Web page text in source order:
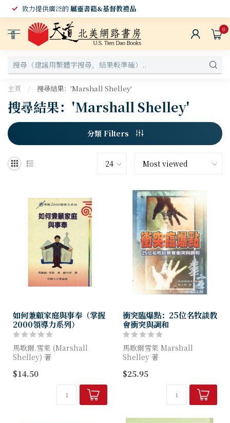
致力提供廣泛的屬靈書籍&基督教禮品
選
單
0
主頁 / 搜尋結果：'Marshall Shelley'
搜尋結果：'Marshall Shelley'
分類 Filters
如何兼顧家庭與事奉（掌握
2000領導力系列）
馬歇爾.雪萊 (Marshall
Shelley) 著
書中歸納出牧者的家庭生活其
主要的考驗有：時間的壓力、
會眾的期許、與家人建立更美
$14.50
衝突臨爆點：25位名牧談教
會衝突與調和
馬歇爾雪萊 Marshall
Shelley 著
人與人之間豈會沒有衝突？團
體中的成員真能永遠相安無
事？衝突的解決與調和是每位
領袖應當昂首面對的。這裡有
$25.95